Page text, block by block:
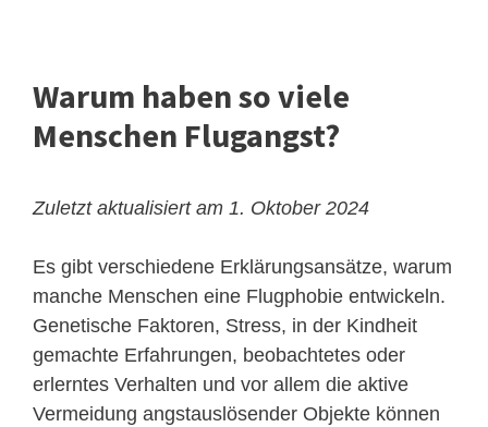
Warum haben so viele
Menschen Flugangst?
Zuletzt aktualisiert am 1. Oktober 2024
Es gibt verschiedene Erklärungsansätze, warum
manche Menschen eine Flugphobie entwickeln.
Genetische Faktoren, Stress, in der Kindheit
gemachte Erfahrungen, beobachtetes oder
erlerntes Verhalten und vor allem die aktive
Vermeidung angstauslösender Objekte können